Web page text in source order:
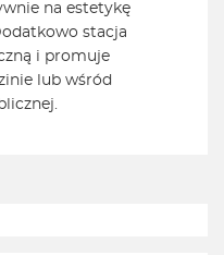
na estetykę
stacja
i promuje
lub wśród